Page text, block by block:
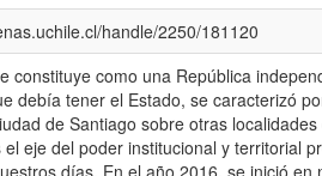
handle/2250/181120
constituye como una República
debí­a tener el Estado, se caracterizó
de Santiago sobre otras
eje del poder institucional y territorial
dí­as. En el año 2016, se inició